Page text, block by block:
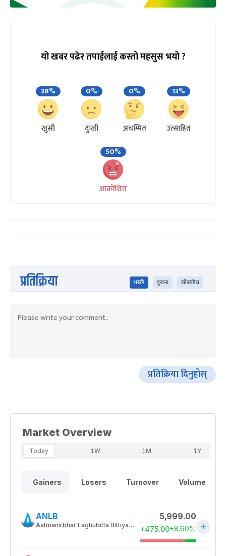
यो खबर पढेर तपाईलाई कस्तो महसुस भयो ?
38%
खुसी
0%
दुःखी
0%
अचम्मित
13%
उत्साहित
50%
आक्रोशित
प्रतिक्रिया भर्खरै पुराना लोकप्रिय
प्रतिक्रिया दिनुहोस्